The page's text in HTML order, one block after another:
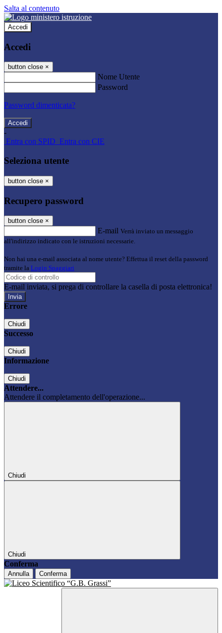
Salta al contenuto
Accedi
Accedi
button close ×
Nome Utente
Password
Password dimenticata?
-
Entra con SPID Entra con CIE
Seleziona utente
button close ×
Recupero password
button close ×
E-mail Verrà inviato un messaggio
all'indirizzo indicato con le istruzioni necessarie.
Non hai una e-mail associata al nome utente? Effettua il reset della password
tramite la Login Spaggiari
E-mail inviata, si prega di controllare la casella di posta elettronica!
Errore
Chiudi
Successo
Chiudi
Informazione
Chiudi
Attendere...
Attendere il completamento dell'operazione...
Chiudi
Chiudi
Conferma
Annulla Conferma